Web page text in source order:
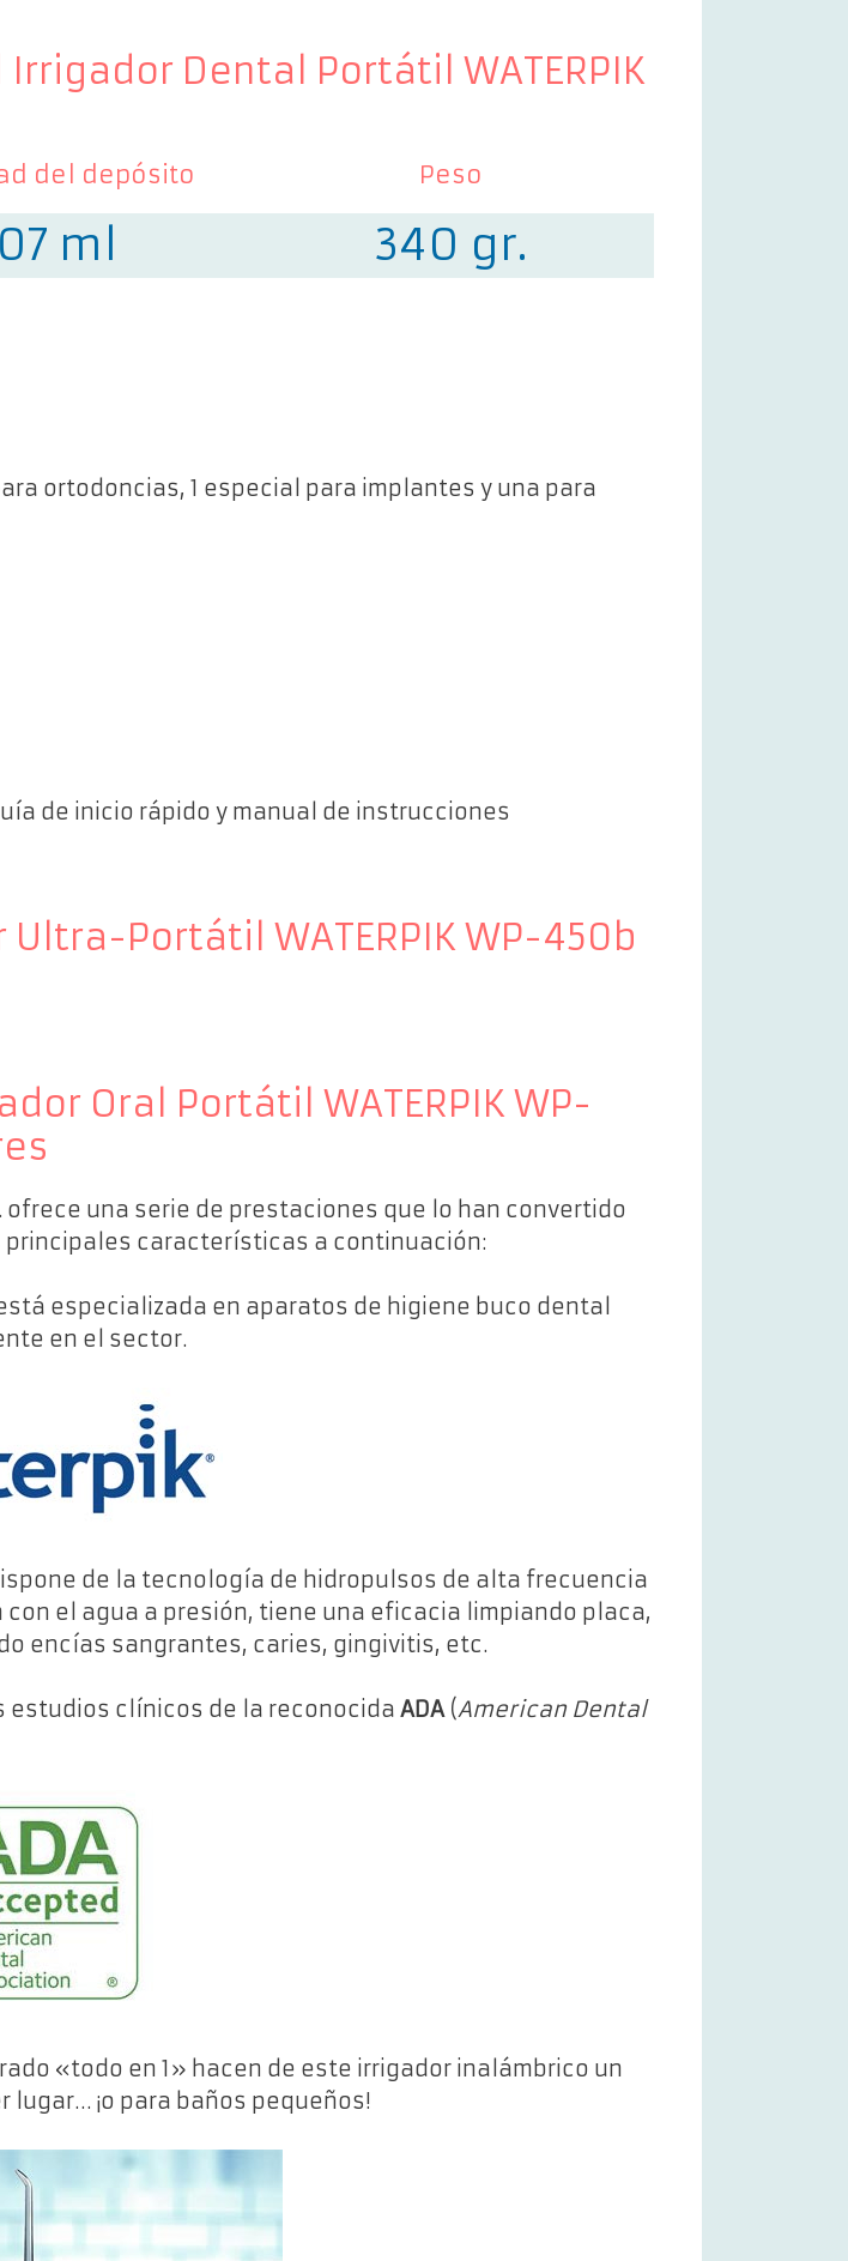
Dental Portátil WATERPIK
del depósito
ml
Peso
340 gr.
ortodoncias, 1 especial para implantes y una para
de inicio rápido y manual de instrucciones
Portátil WATERPIK WP-450b
Oral Portátil WATERPIK WP-
ofrece una serie de prestaciones que lo han convertido
características a continuación:
especializada en aparatos de higiene buco dental
en el sector.
de la tecnología de hidropulsos de alta frecuencia
el agua a presión, tiene una eficacia limpiando placa,
encías sangrantes, caries, gingivitis, etc.
estudios clínicos de la reconocida ADA(American Dental
«todo en 1» hacen de este irrigador inalámbrico un
¡o para baños pequeños!